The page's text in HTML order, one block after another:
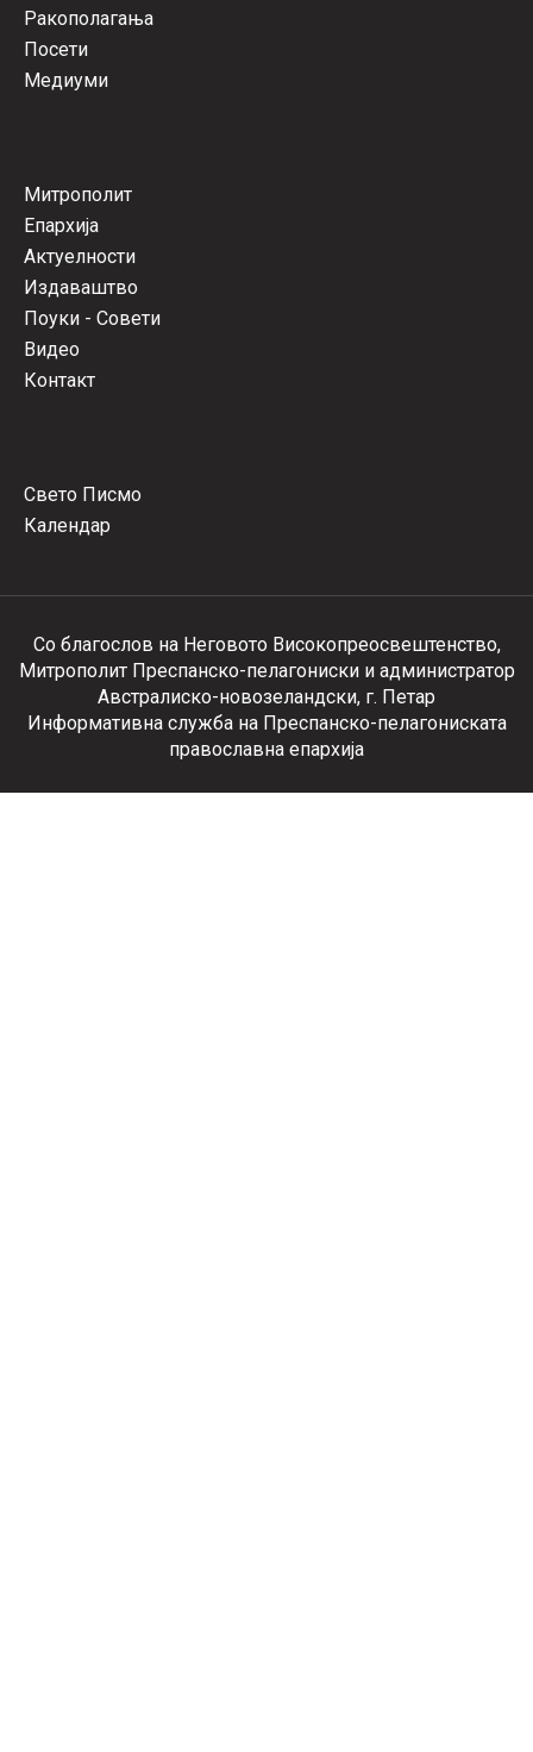
Ракополагања
Посети
Медиуми
Митрополит
Епархија
Актуелности
Издаваштво
Поуки - Совети
Видео
Контакт
Свето Писмо
Календар
Со благослов на Неговото Високопреосвештенство,
Митрополит Преспанско-пелагониски и администратор
Австралиско-новозеландски, г. Петар
Информативна служба на Преспанско-пелагониската
православна епархија